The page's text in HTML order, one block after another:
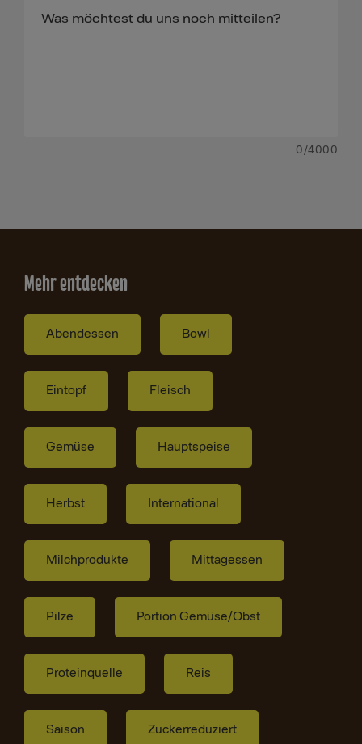
0 /4000
Mehr entdecken
Abendessen Bowl
Eintopf Fleisch
Gemüse Hauptspeise
Herbst International
Milchprodukte Mittagessen
Pilze Portion Gemüse/Obst
Proteinquelle Reis
Saison Zuckerreduziert